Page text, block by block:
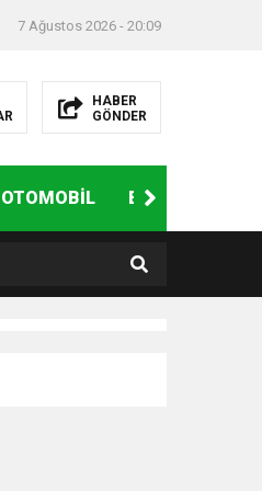
7 Ağustos 2026 - 20:09
HABER
GÖNDER
OTOMOBİL EĞİTİM